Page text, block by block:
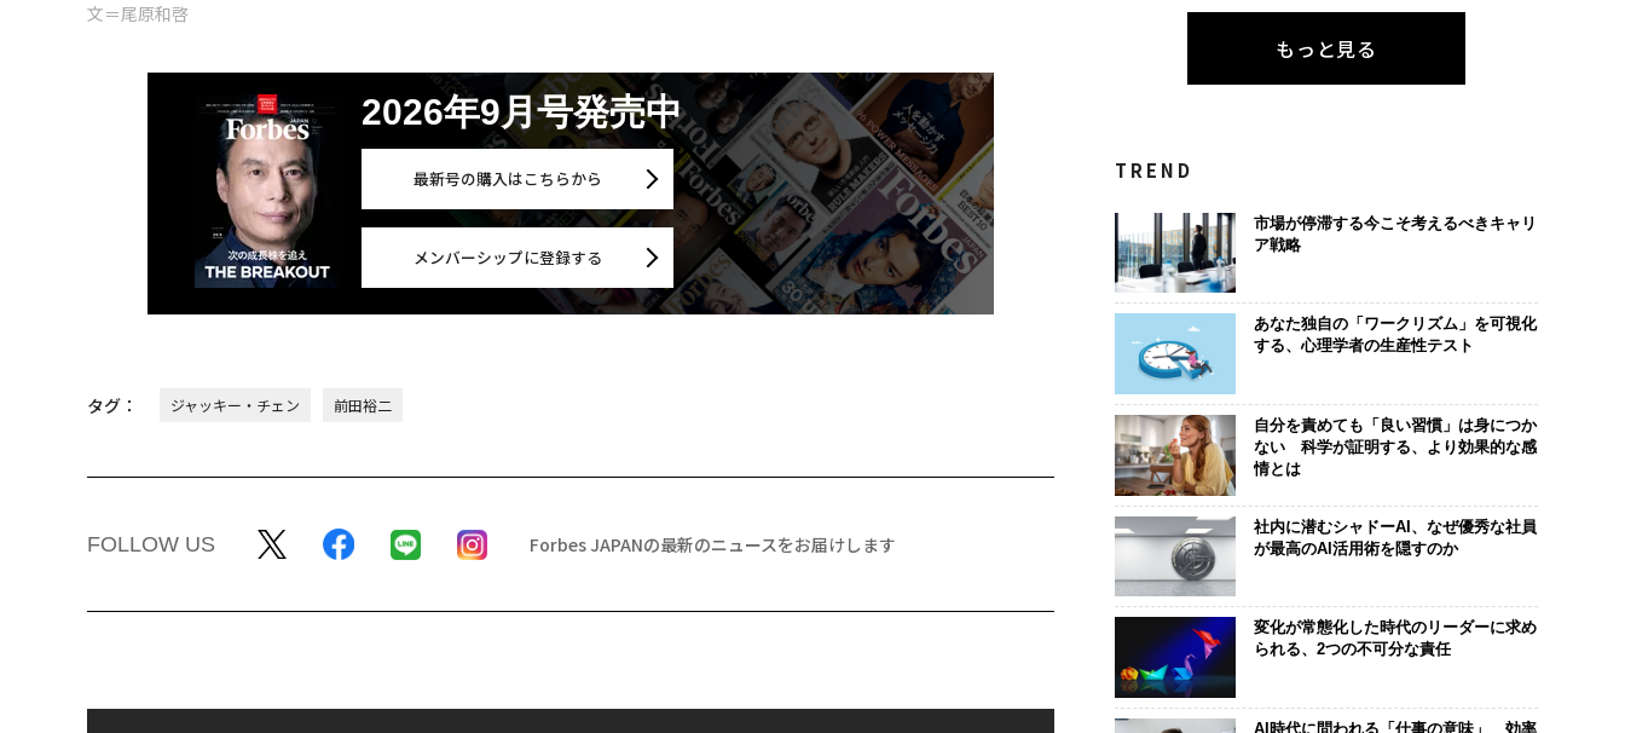
文＝尾原和啓
2026年9月号発売中
最新号の購入はこちらから
メンバーシップに登録する
タグ： ジャッキー・チェン 前田裕二
FOLLOW US Forbes JAPANの最新のニュースをお届けします
もっと見る
TREND
市場が停滞する今こそ考えるべきキャリ
ア戦略
あなた独自の「ワークリズム」を可視化
する、心理学者の生産性テスト
自分を責めても「良い習慣」は身につか
ない 科学が証明する、より効果的な感
情とは
社内に潜むシャドーAI、なぜ優秀な社員
が最高のAI活用術を隠すのか
変化が常態化した時代のリーダーに求め
られる、2つの不可分な責任
AI時代に問われる「仕事の意味」 効率